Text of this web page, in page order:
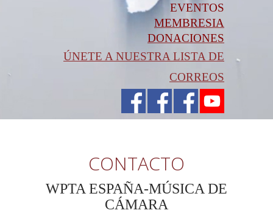
EVENTOS
MEMBRESIA
DONACIONES
ÚNETE A NUESTRA LISTA DE
CORREOS
CONTACTO
WPTA ESPAÑA-MÚSICA DE
CÁMARA